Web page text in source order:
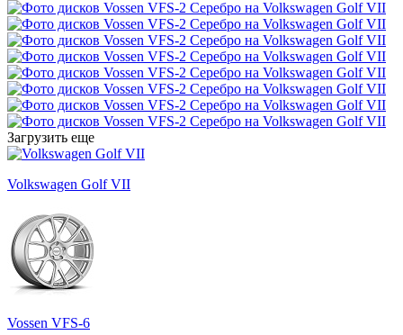
Загрузить еще
Volkswagen Golf VII
Vossen VFS-6